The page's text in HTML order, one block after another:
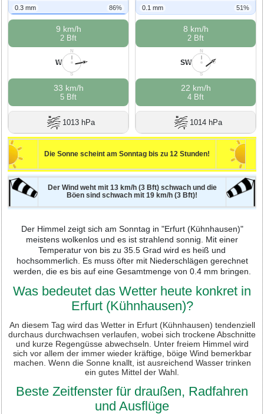
0.3 mm 86%
9 km/h
2 Bft
N
O
S
W
W
33 km/h
5 Bft
1013 hPa
0.1 mm 51%
8 km/h
2 Bft
N
O
S
W
SW
22 km/h
4 Bft
1014 hPa
Die Sonne scheint am Sonntag bis zu 12 Stunden!
Der Wind weht mit 13 km/h (3 Bft) schwach und die
Böen sind schwach mit 19 km/h (3 Bft)!
Der Himmel zeigt sich am Sonntag in "Erfurt (Kühnhausen)"
meistens wolkenlos und es ist strahlend sonnig. Mit einer
Temperatur von bis zu 35.5 Grad wird es heiß und
hochsommerlich. Es muss öfter mit Niederschlägen gerechnet
werden, die es bis auf eine Gesamtmenge von 0.4 mm bringen.
Was bedeutet das Wetter heute konkret in
Erfurt (Kühnhausen)?
An diesem Tag wird das Wetter in Erfurt (Kühnhausen) tendenziell
durchaus durchwachsen verlaufen, wobei sich trockene Abschnitte
und kurze Regengüsse abwechseln. Unter freiem Himmel wird
sich vor allem der immer wieder kräftige, böige Wind bemerkbar
machen. Wenn die Sonne knallt, ist ausreichend Wasser trinken
ein gutes Mittel der Wahl.
Beste Zeitfenster für draußen, Radfahren
und Ausflüge